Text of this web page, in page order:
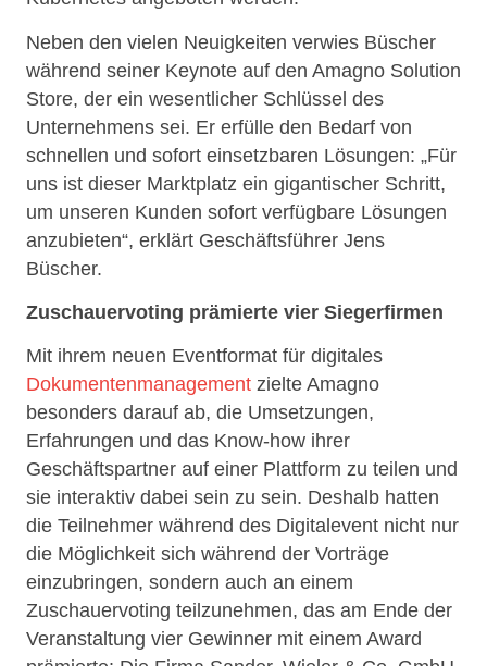
Neben den vielen Neuigkeiten verwies Büscher
während seiner Keynote auf den Amagno Solution
Store, der ein wesentlicher Schlüssel des
Unternehmens sei. Er erfülle den Bedarf von
schnellen und sofort einsetzbaren Lösungen: „Für
uns ist dieser Marktplatz ein gigantischer Schritt,
um unseren Kunden sofort verfügbare Lösungen
anzubieten“, erklärt Geschäftsführer Jens
Büscher.
Zuschauervoting prämierte vier Siegerfirmen
Mit ihrem neuen Eventformat für digitales
Dokumentenmanagement zielte Amagno
besonders darauf ab, die Umsetzungen,
Erfahrungen und das Know-how ihrer
Geschäftspartner auf einer Plattform zu teilen und
sie interaktiv dabei sein zu sein. Deshalb hatten
die Teilnehmer während des Digitalevent nicht nur
die Möglichkeit sich während der Vorträge
einzubringen, sondern auch an einem
Zuschauervoting teilzunehmen, das am Ende der
Veranstaltung vier Gewinner mit einem Award